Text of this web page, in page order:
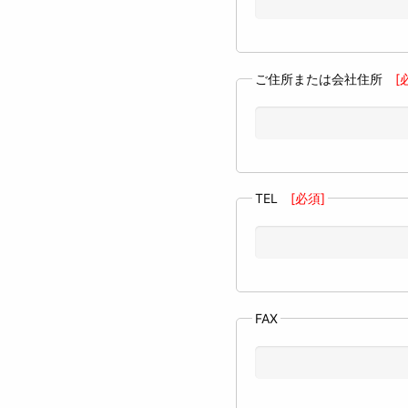
ご住所または会社住所[
TEL[必須]
FAX